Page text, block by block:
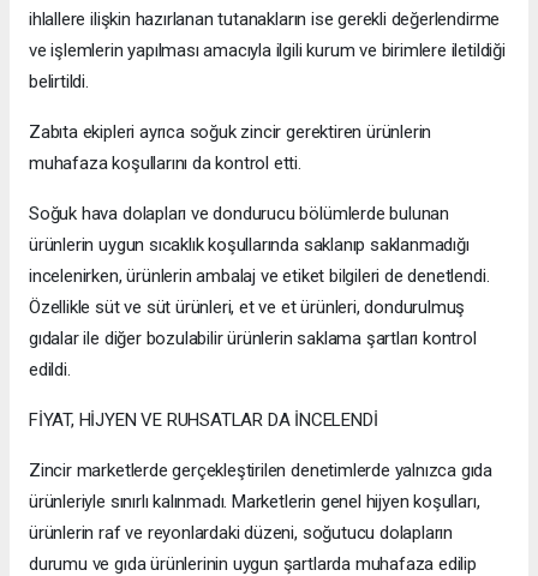
ihlallere ilişkin hazırlanan tutanakların ise gerekli değerlendirme
ve işlemlerin yapılması amacıyla ilgili kurum ve birimlere iletildiği
belirtildi.
Zabıta ekipleri ayrıca soğuk zincir gerektiren ürünlerin
muhafaza koşullarını da kontrol etti.
Soğuk hava dolapları ve dondurucu bölümlerde bulunan
ürünlerin uygun sıcaklık koşullarında saklanıp saklanmadığı
incelenirken, ürünlerin ambalaj ve etiket bilgileri de denetlendi.
Özellikle süt ve süt ürünleri, et ve et ürünleri, dondurulmuş
gıdalar ile diğer bozulabilir ürünlerin saklama şartları kontrol
edildi.
FİYAT, HİJYEN VE RUHSATLAR DA İNCELENDİ
Zincir marketlerde gerçekleştirilen denetimlerde yalnızca gıda
ürünleriyle sınırlı kalınmadı. Marketlerin genel hijyen koşulları,
ürünlerin raf ve reyonlardaki düzeni, soğutucu dolapların
durumu ve gıda ürünlerinin uygun şartlarda muhafaza edilip